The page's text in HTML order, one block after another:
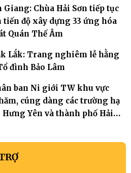
Giang: Chùa Hải Sơn tiếp tục
tiến độ xây dựng 33 ứng hóa
Quán Thế Âm
Lắk: Trang nghiêm lễ hằng
đình Bảo Lâm
ban Ni giới TW khu vực
cúng dàng các trường hạ
Yên và thành phố Hải